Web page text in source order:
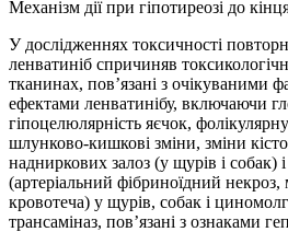
Механізм дії при гіпотиреозі до
У дослідженнях токсичності
ленватиніб спричиняв
тканинах, пов’язані з очікуваними
ефектами ленватинібу, включаючи
гіпоцелюлярність яєчок,
шлунково-кишкові зміни, зміни
надниркових залоз (у щурів і собак)
(артеріальний фібриноїдний некроз,
кровотеча) у щурів, собак і
трансаміназ, пов’язані з ознаками